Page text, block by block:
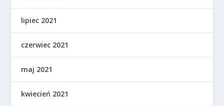
lipiec 2021
czerwiec 2021
maj 2021
kwiecień 2021